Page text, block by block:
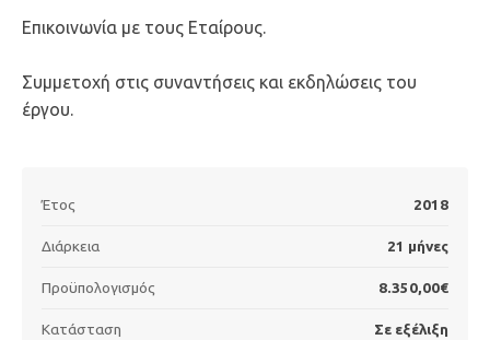
Επικοινωνία με τους Εταίρους.
Συμμετοχή στις συναντήσεις και εκδηλώσεις του
έργου.
Έτος 2018
Διάρκεια 21 μήνες
Προϋπολογισμός 8.350,00€
Κατάσταση Σε εξέλιξη